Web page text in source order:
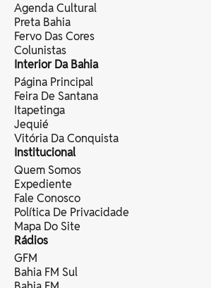
Agenda Cultural
Preta Bahia
Fervo Das Cores
Colunistas
Interior Da Bahia
Página Principal
Feira De Santana
Itapetinga
Jequié
Vitória Da Conquista
Institucional
Quem Somos
Expediente
Fale Conosco
Política De Privacidade
Mapa Do Site
Rádios
GFM
Bahia FM Sul